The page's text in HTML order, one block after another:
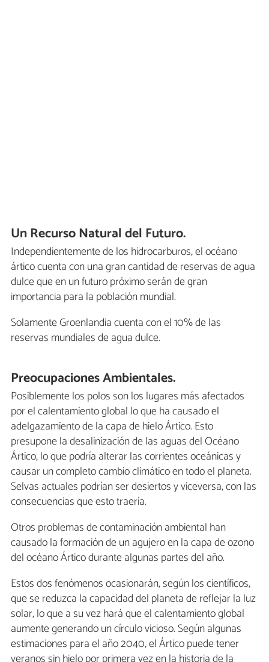
Un Recurso Natural del Futuro.
Independientemente de los hidrocarburos, el océano
ártico cuenta con una gran cantidad de reservas de agua
dulce que en un futuro próximo serán de gran
importancia para la población mundial.
Solamente Groenlandia cuenta con el 10% de las
reservas mundiales de agua dulce.
Preocupaciones Ambientales.
Posiblemente los polos son los lugares más afectados
por el calentamiento global lo que ha causado el
adelgazamiento de la capa de hielo Ártico. Esto
presupone la desalinización de las aguas del Océano
Ártico, lo que podría alterar las corrientes oceánicas y
causar un completo cambio climático en todo el planeta.
Selvas actuales podrían ser desiertos y viceversa, con las
consecuencias que esto traería.
Otros problemas de contaminación ambiental han
causado la formación de un agujero en la capa de ozono
del océano Ártico durante algunas partes del año.
Estos dos fenómenos ocasionarán, según los científicos,
que se reduzca la capacidad del planeta de reflejar la luz
solar, lo que a su vez hará que el calentamiento global
aumente generando un círculo vicioso. Según algunas
estimaciones para el año 2040, el Ártico puede tener